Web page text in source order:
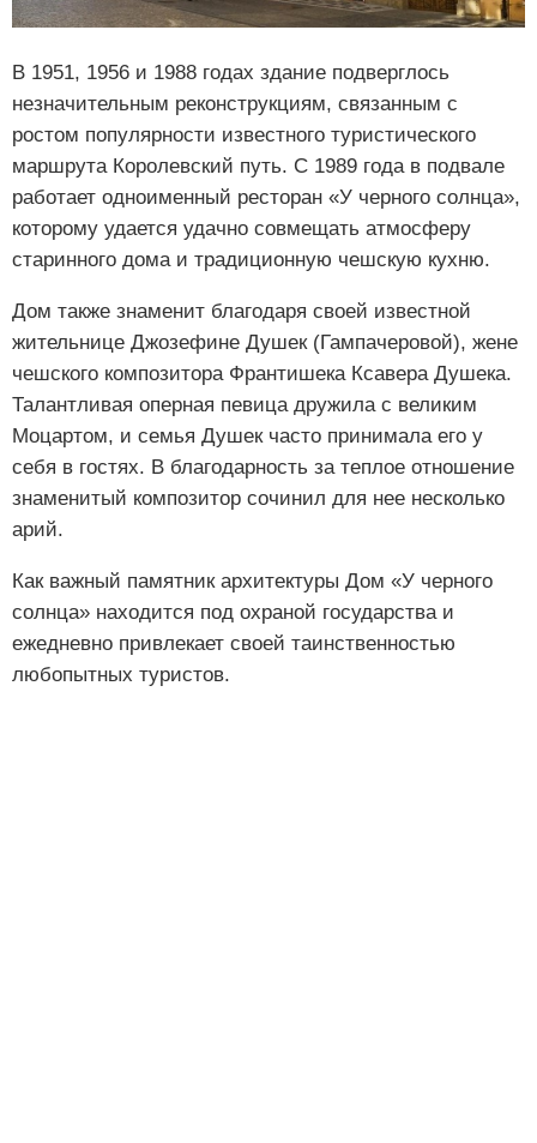
В 1951, 1956 и 1988 годах здание подверглось
незначительным реконструкциям, связанным с
ростом популярности известного туристического
маршрута Королевский путь. С 1989 года в подвале
работает одноименный ресторан «У черного солнца»,
которому удается удачно совмещать атмосферу
старинного дома и традиционную чешскую кухню.
Дом также знаменит благодаря своей известной
жительнице Джозефине Душек (Гампачеровой), жене
чешского композитора Франтишека Ксавера Душека.
Талантливая оперная певица дружила с великим
Моцартом, и семья Душек часто принимала его у
себя в гостях. В благодарность за теплое отношение
знаменитый композитор сочинил для нее несколько
арий.
Как важный памятник архитектуры Дом «У черного
солнца» находится под охраной государства и
ежедневно привлекает своей таинственностью
любопытных туристов.